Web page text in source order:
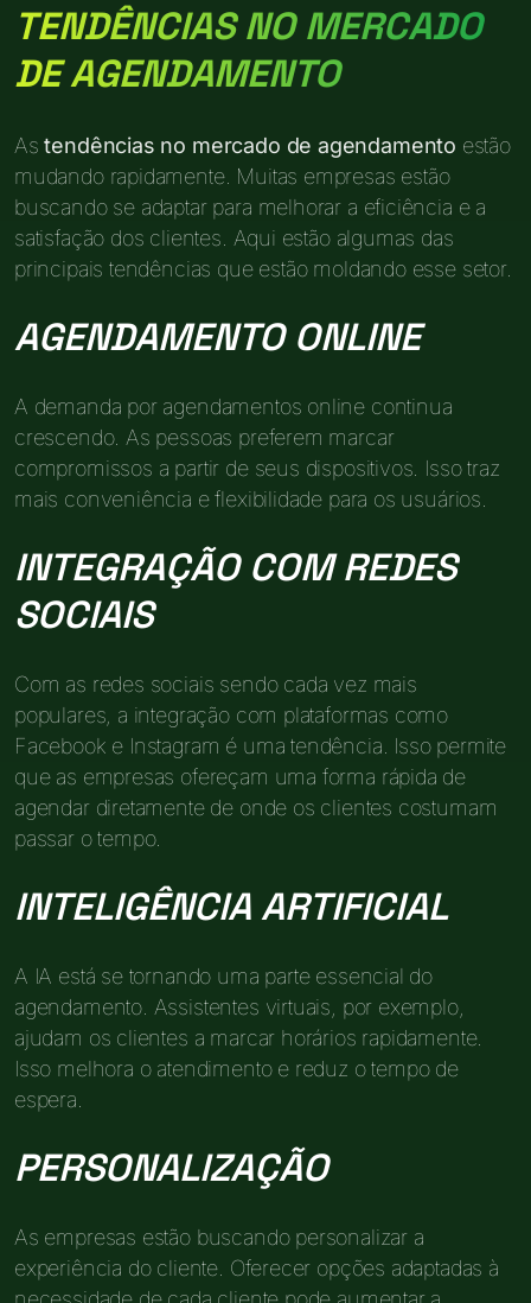
TENDÊNCIAS NO MERCADO
DE AGENDAMENTO
Astendências no mercado de agendamento estão
mudando rapidamente. Muitas empresas estão
buscando se adaptar para melhorar a eficiência e a
satisfação dos clientes. Aqui estão algumas das
principais tendências que estão moldando esse setor.
AGENDAMENTO ONLINE
A demanda por agendamentos online continua
crescendo. As pessoas preferem marcar
compromissos a partir de seus dispositivos. Isso traz
mais conveniência e flexibilidade para os usuários.
INTEGRAÇÃO COM REDES
SOCIAIS
Com as redes sociais sendo cada vez mais
populares, a integração com plataformas como
Facebook e Instagram é uma tendência. Isso permite
que as empresas ofereçam uma forma rápida de
agendar diretamente de onde os clientes costumam
passar o tempo.
INTELIGÊNCIA ARTIFICIAL
A IA está se tornando uma parte essencial do
agendamento. Assistentes virtuais, por exemplo,
ajudam os clientes a marcar horários rapidamente.
Isso melhora o atendimento e reduz o tempo de
espera.
PERSONALIZAÇÃO
As empresas estão buscando personalizar a
experiência do cliente. Oferecer opções adaptadas à